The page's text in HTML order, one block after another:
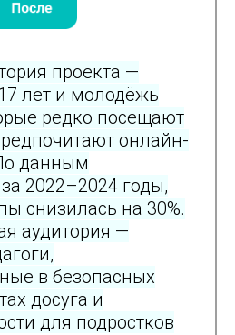
проекта —
лет и молодёжь
редко посещают
онлайн-
данным
2022–2024 годы,
снизилась на 30%.
аудитория —
в безопасных
досуга и
для подростков